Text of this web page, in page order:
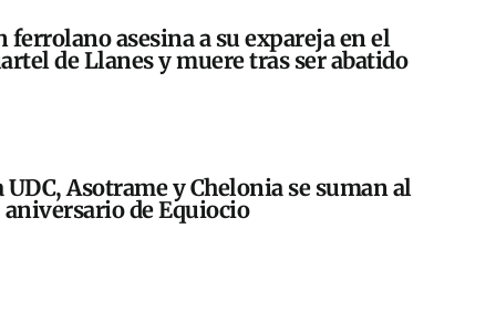
ferrolano asesina a su expareja en el
de Llanes y muere tras ser abatido
UDC, Asotrame y Chelonia se suman al
aniversario de Equiocio